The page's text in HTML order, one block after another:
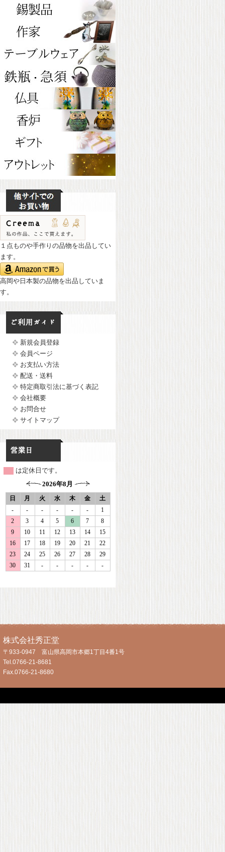
１点ものや手作りの品物を出品してい
ます。
高岡や日本製の品物を出品していま
す。
新規会員登録
会員ページ
お支払い方法
配送・送料
特定商取引法に基づく表記
会社概要
お問合せ
サイトマップ
は定休日です。
株式会社秀正堂
〒933-0947 富山県高岡市本郷1丁目4番1号
Tel.0766-21-8681
Fax.0766-21-8680